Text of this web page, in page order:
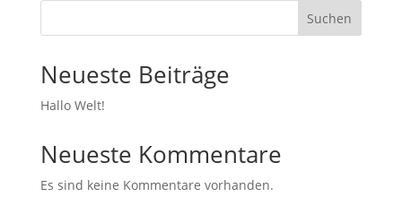
Suchen
Neueste Beiträge
Hallo Welt!
Neueste Kommentare
Es sind keine Kommentare vorhanden.